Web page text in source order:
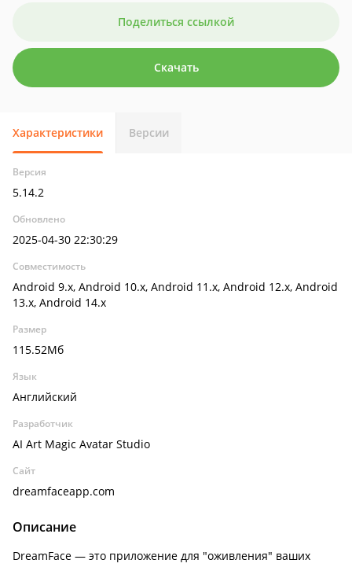
Поделиться ссылкой
Скачать
Характеристики Версии
Версия
5.14.2
Обновлено
2025-04-30 22:30:29
Совместимость
Android 9.x, Android 10.x, Android 11.x, Android 12.x, Android
13.x, Android 14.x
Размер
115.52Мб
Язык
Английский
Разработчик
AI Art Magic Avatar Studio
Сайт
dreamfaceapp.com
Описание
DreamFace — это приложение для "оживления" ваших